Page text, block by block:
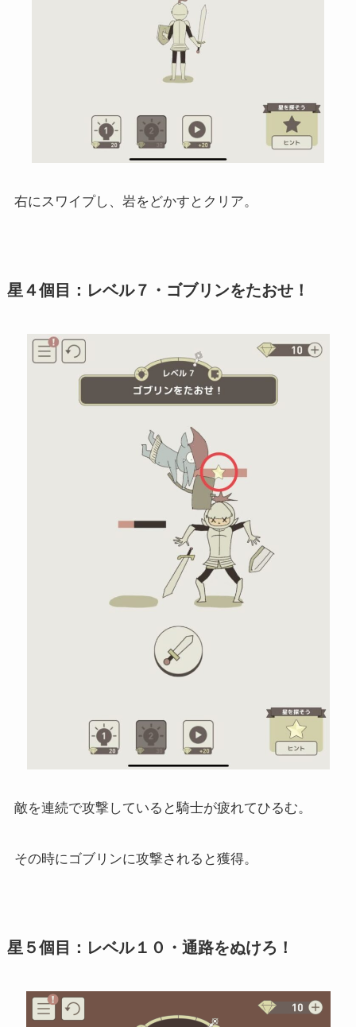
右にスワイプし、岩をどかすとクリア。
星４個目：レベル７・ゴブリンをたおせ！
敵を連続で攻撃していると騎士が疲れてひるむ。
その時にゴブリンに攻撃されると獲得。
星５個目：レベル１０・通路をぬけろ！